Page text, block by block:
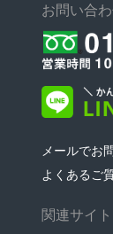
お問い合
メールでお
よくあるご
関連サイト